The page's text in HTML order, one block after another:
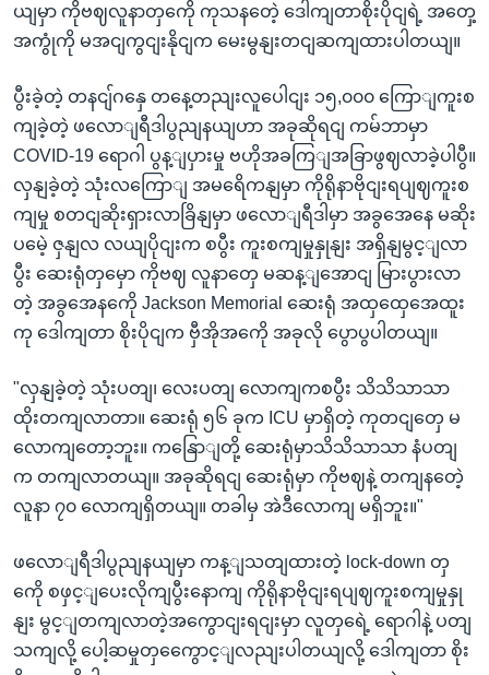
ယျမှာ ကိုဗဈလူနာတှကေို ကုသနတေဲ့ ဒေါကျတာစိုးပိုငျရဲ့ အတှေ့
အကွုံကို မအငျကွငျးနိုငျက မေးမွနျးတငျဆကျထားပါတယျ။
ပွီးခဲ့တဲ့ တနငျ်ဂနှေ တနေ့တညျးလူပေါငျး ၁၅,၀၀၀ ကြောျကူးစ
ကျခဲ့တဲ့ ဖလောျရီဒါပွညျနယျဟာ အခုဆိုရငျ ကမ်ဘာမှာ
COVID-19 ရောဂါ ပွန့ျပှားမှု ဗဟိုအခကြျအခြာဖွဈလာခဲ့ပါပွီ။
လှနျခဲ့တဲ့ သုံးလကြောျ အမရေိကနျမှာ ကိုရိုနာဗိုငျးရပျဈကူးစ
ကျမှု စတငျဆိုးရှားလာခြိနျမှာ ဖလောျရီဒါမှာ အခွအေနေ မဆိုး
ပမေဲ့ ဇှနျလ လယျပိုငျးက စပွီး ကူးစကျမှုနှုနျး အရှိနျမွင့ျလာ
ပွီး ဆေးရုံတှမှော ကိုဗဈ လူနာတှေ မဆန့ျအောငျ မြားပွားလာ
တဲ့ အခွအေနကေို Jackson Memorial ဆေးရုံ အထှထှေအေထူး
ကု ဒေါကျတာ စိုးပိုငျက ဗှီအိုအကေို အခုလို ပွောပွပါတယျ။
"လှနျခဲ့တဲ့ သုံးပတျ၊ လေးပတျ လောကျကစပွီး သိသိသာသာ
ထိုးတကျလာတာ။ ဆေးရုံ ၅၆ ခုက ICU မှာရှိတဲ့ ကုတငျတှေ မ
လောကျတော့ဘူး။ ကနြောျတို့ ဆေးရုံမှာသိသိသာသာ နံပတျ
က တကျလာတယျ။ အခုဆိုရငျ ဆေးရုံမှာ ကိုဗဈနဲ့ တကျနတေဲ့
လူနာ ၇၀ လောကျရှိတယျ။ တခါမှ အဲဒီလောကျ မရှိဘူး။"
ဖလောျရီဒါပွညျနယျမှာ ကန့ျသတျထားတဲ့ lock-down တှ
ကေို စဖှင့ျပေးလိုကျပွီးနောကျ ကိုရိုနာဗိုငျးရပျဈကူးစကျမှုနှု
နျး မွင့ျတကျလာတဲ့အကွောငျးရငျးမှာ လူတှရေဲ့ ရောဂါနဲ့ ပတျ
သကျလို့ ပေါ့ဆမှုတှကွေောင့ျလညျးပါတယျလို့ ဒေါကျတာ စိုး